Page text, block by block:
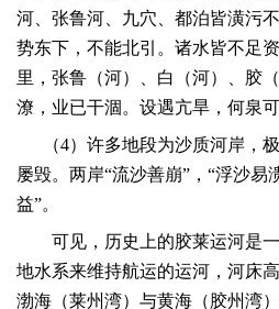
河、张鲁河、九穴、都泊皆潢污
势东下，不能北引。诸水皆不足
里，张鲁（河）、白（河）、胶
潦，业已干涸。设遇亢旱，何泉
（4）许多地段为沙质河岸，
屡毁。两岸“流沙善崩”，“浮沙易
益”。
可见，历史上的胶莱运河是
地水系来维持航运的运河，河床
渤海（莱州湾）与黄海（胶州湾